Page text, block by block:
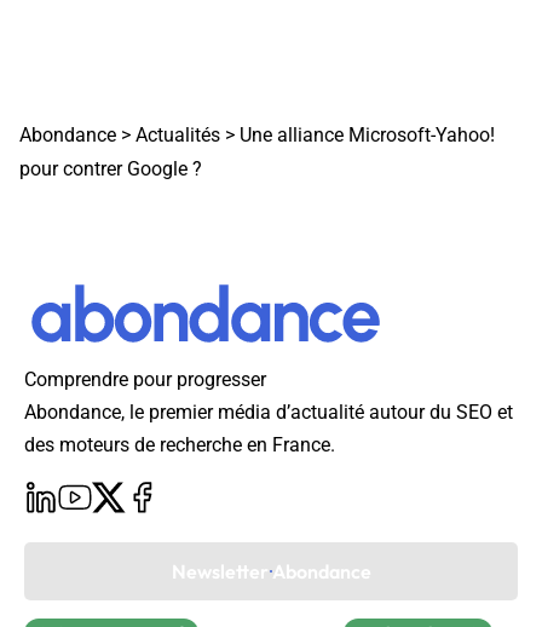
Abondance > Actualités > Une alliance Microsoft-Yahoo!
pour contrer Google ?
Comprendre pour progresser
Abondance, le premier média d’actualité autour du SEO et
des moteurs de recherche en France.
Newsletter Abondance